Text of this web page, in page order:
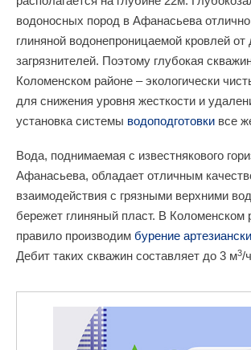
водоносных пород в Афанасьева
глиняной водонепроницаемой кровлей от
загрязнителей. Поэтому глубокая
Коломенском районе – экологически
для снижения уровня жесткости и
установка системы водоподготовки все
Вода, поднимаемая с известнякового
Афанасьева, обладает отличным
взаимодействия с грязными верхними
бережет глиняный пласт. В Коломенском
правило производим бурение
Дебит таких скважин составляет до 3 м3/